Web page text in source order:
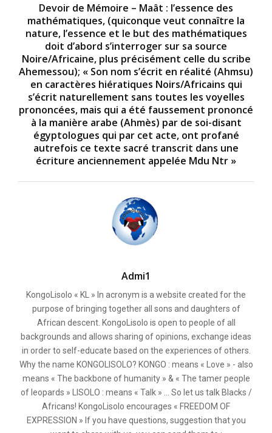
Devoir de Mémoire – Maât : l’essence des
mathématiques, (quiconque veut connaître la
nature, l’essence et le but des mathématiques
doit d’abord s’interroger sur sa source
Noire/Africaine, plus précisément celle du scribe
Ahemessou); « Son nom s’écrit en réalité (Ahmsu)
en caractères hiératiques Noirs/Africains qui
s’écrit naturellement sans toutes les voyelles
prononcées, mais qui a été faussement prononcé
à la manière arabe (Ahmès) par de soi-disant
égyptologues qui par cet acte, ont profané
autrefois ce texte sacré transcrit dans une
écriture anciennement appelée Mdu Ntr »
Admi1
KongoLisolo « KL » In acronym is a website created for the
purpose of bringing together all sons and daughters of
African descent. KongoLisolo is open to people of all
backgrounds and allows sharing of opinions, exchange ideas
in order to self-educate based on the experiences of others.
Why the name KONGOLISOLO? KONGO : means « Love » - also
means « The backbone of humanity » & « The tamer people
of leopards » LISOLO : means « Talk » ... So let us talk Blacks /
Africans! KongoLisolo encourages « FREEDOM OF
EXPRESSION » If you have questions, suggestion that you